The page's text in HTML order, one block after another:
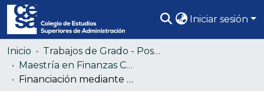
Iniciar sesión
Comunidades
Todo DSpace
Inicio
Trabajos de Grado - Posgrado
Maestría en Finanzas Corporativas
Financiación mediante emisión de bonos: mercado internacional